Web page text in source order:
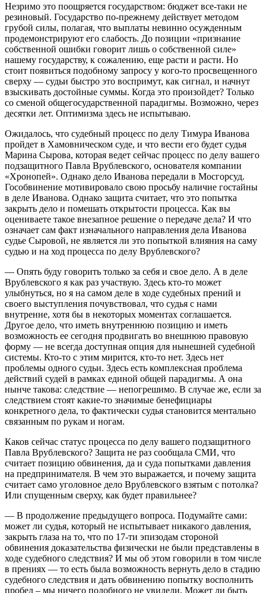
Незримо это поощряется государством: бюджет все-таки не
резиновый. Государство по-прежнему действует методом
грубой силы, полагая, что выплаты невинно осужденным
продемонстрируют его слабость. До позиции «признание
собственной ошибки говорит лишь о собственной силе»
нашему государству, к сожалению, еще расти и расти. Но
стоит появиться подобному запросу у кого-то просвещенного
сверху — судьи быстро это воспримут, как сигнал, и начнут
взыскивать достойные суммы. Когда это произойдет? Только
со сменой общегосударственной парадигмы. Возможно, через
десятки лет. Оптимизма здесь не испытываю.
Ожидалось, что судебный процесс по делу Тимура Иванова
пройдет в Хамовническом суде, и что вести его будет судья
Марина Сырова, которая ведет сейчас процесс по делу вашего
подзащитного Павла Врублевского, основателя компании
«Хронопей». Однако дело Иванова передали в Мосгорсуд.
Гособвинение мотивировало свою просьбу наличие гостайны
в деле Иванова. Однако защита считает, что это попытка
закрыть дело и помешать открытости процесса. Как вы
оцениваете такое внезапное решение о передаче дела? И что
означает сам факт изначального направления дела Иванова
судье Сыровой, не является ли это попыткой влияния на саму
судью и на ход процесса по делу Врублевского?
— Опять буду говорить только за себя и свое дело. А в деле
Врублевского я как раз участвую. Здесь кто-то может
улыбнуться, но я на самом деле в ходе судебных прений и
своего выступления почувствовал, что судья с нами
внутренне, хотя бы в некоторых моментах соглашается.
Другое дело, что иметь внутреннюю позицию и иметь
возможность ее сегодня продвигать во внешнюю правовую
форму — не всегда доступная опция для нынешней судебной
системы. Кто-то с этим мирится, кто-то нет. Здесь нет
проблемы одного судьи. Здесь есть комплексная проблема
действий судей в рамках единой общей парадигмы. А она
нынче такова: следствие — непогрешимо. В случае же, если за
следствием стоят какие-то значимые бенефициары
конкретного дела, то фактически судья становится ментально
связанным по рукам и ногам.
Каков сейчас статус процесса по делу вашего подзащитного
Павла Врублевского? Защита не раз сообщала СМИ, что
считает позицию обвинения, да и суда попытками давления
на предпринимателя. В чем это выражается, и почему защита
считает само уголовное дело Врублевского взятым с потолка?
Или спущенным сверху, как будет правильнее?
— В продолжение предыдущего вопроса. Подумайте сами:
может ли судья, который не испытывает никакого давления,
закрыть глаза на то, что по 17-ти эпизодам стороной
обвинения доказательства физически не были представлены в
ходе судебного следствия? И мы об этом говорили в том числе
в прениях — то есть была возможность вернуть дело в стадию
судебного следствия и дать обвинению попытку восполнить
пробел – мы ничего подобного не увидели. Может ли быть